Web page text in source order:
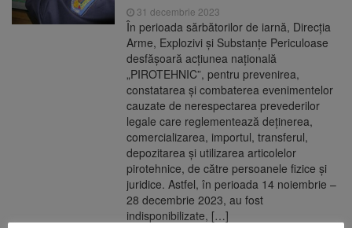
31 decembrie 2023
În perioada sărbătorilor de iarnă, Direcţia
Arme, Explozivi şi Substanţe Periculoase
desfășoară acţiunea naţională
„PIROTEHNIC”, pentru prevenirea,
constatarea şi combaterea evenimentelor
cauzate de nerespectarea prevederilor
legale care reglementează deţinerea,
comercializarea, importul, transferul,
depozitarea şi utilizarea articolelor
pirotehnice, de către persoanele fizice şi
juridice. Astfel, în perioada 14 noiembrie –
28 decembrie 2023, au fost
indisponibilizate, […]